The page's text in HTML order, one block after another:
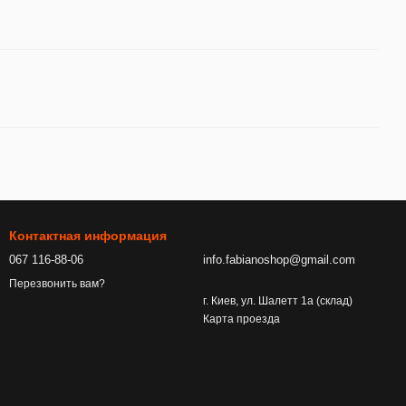
Контактная информация
067 116-88-06
Перезвонить вам?
info.fabianoshop@gmail.com
г. Киев, ул. Шалетт 1а (склад)
Карта проезда